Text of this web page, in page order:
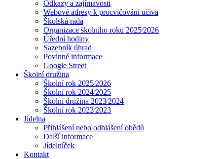
Odkazy a zajímavosti
Webové adresy k procvičování učiva
Školská rada
Organizace školního roku 2025⁄2026
Úřední hodiny
Sazebník úhrad
Povinné informace
Google Street
Školní družina
Školní rok 2025⁄2026
Školní rok 2024⁄2025
Školní družina 2023⁄2024
Školní rok 2022⁄2023
Jídelna
Příhlášení nebo odhlášení obědů
Další informace
Jídelníček
Kontakt